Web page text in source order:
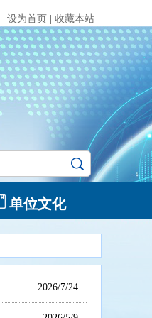
设为首页 收藏本站
单位文化
2026/7/24